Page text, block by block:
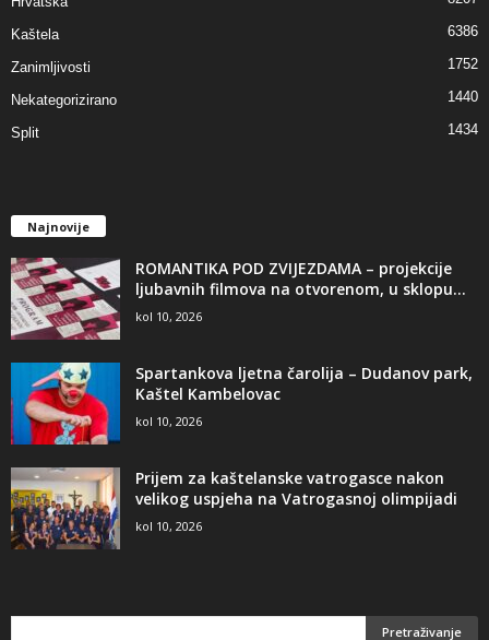
Kaštela 6386
Zanimljivosti 1752
Nekategorizirano 1440
Split 1434
Najnovije
ROMANTIKA POD ZVIJEZDAMA – projekcije
ljubavnih filmova na otvorenom, u sklopu...
kol 10, 2026
Spartankova ljetna čarolija – Dudanov park,
Kaštel Kambelovac
kol 10, 2026
Prijem za kaštelanske vatrogasce nakon
velikog uspjeha na Vatrogasnoj olimpijadi
kol 10, 2026